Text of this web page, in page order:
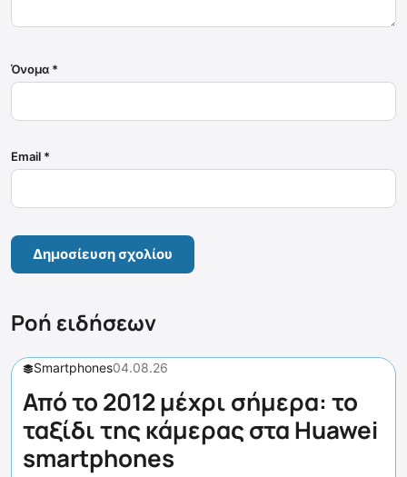
Όνομα *
Email *
Ροή ειδήσεων
Smartphones04.08.26
Από το 2012 μέχρι σήμερα: το
ταξίδι της κάμερας στα Huawei
smartphones